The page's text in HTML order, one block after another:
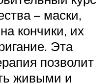
– маски,
кончики, их
Эта
позволит
живыми и